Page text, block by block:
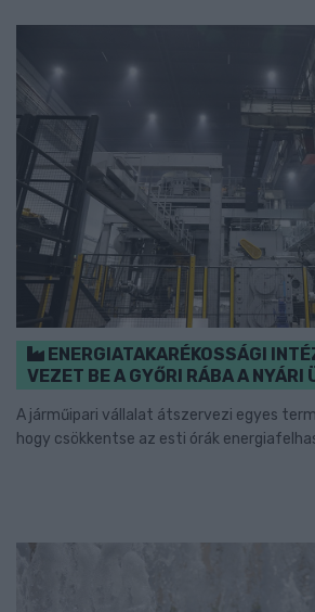
ENERGIATAKARÉKOSSÁGI
VEZET BE A GYŐRI RÁBA A NYÁRI
A járműipari vállalat átszervezi egyes
hogy csökkentse az esti órák